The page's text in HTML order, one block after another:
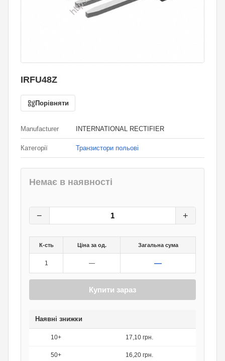
IRFU48Z
Порівняти
Manufacturer INTERNATIONAL RECTIFIER
Категорії Транзистори польові
Немає в наявності
− +
К-сть Ціна за од. Загальна сума
1 — —
Купити зараз
Наявні знижки
10+ 17,10 грн.
50+ 16,20 грн.